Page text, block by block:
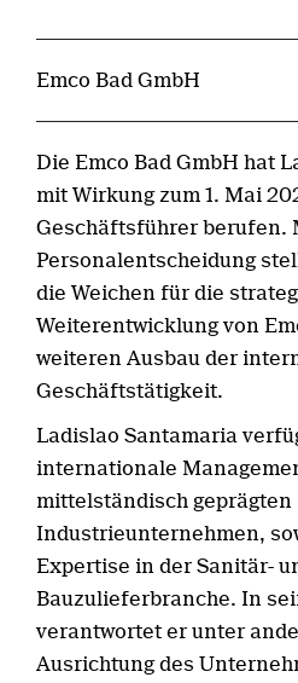
Emco Bad GmbH
Die Emco Bad GmbH hat
mit Wirkung zum 1. Mai
Geschäftsführer berufen.
Personalentscheidung
die Weichen für die
Weiterentwicklung von
weiteren Ausbau der
Geschäftstätigkeit.
Ladislao Santamaria
internationale
mittelständisch geprägten
Industrieunternehmen,
Expertise in der Sanitär-
Bauzulieferbranche. In
verantwortet er unter
Ausrichtung des